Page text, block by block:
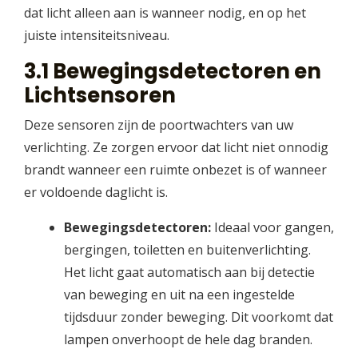
dat licht alleen aan is wanneer nodig, en op het
juiste intensiteitsniveau.
3.1 Bewegingsdetectoren en
Lichtsensoren
Deze sensoren zijn de poortwachters van uw
verlichting. Ze zorgen ervoor dat licht niet onnodig
brandt wanneer een ruimte onbezet is of wanneer
er voldoende daglicht is.
Bewegingsdetectoren:Ideaal voor gangen,
bergingen, toiletten en buitenverlichting.
Het licht gaat automatisch aan bij detectie
van beweging en uit na een ingestelde
tijdsduur zonder beweging. Dit voorkomt dat
lampen onverhoopt de hele dag branden.